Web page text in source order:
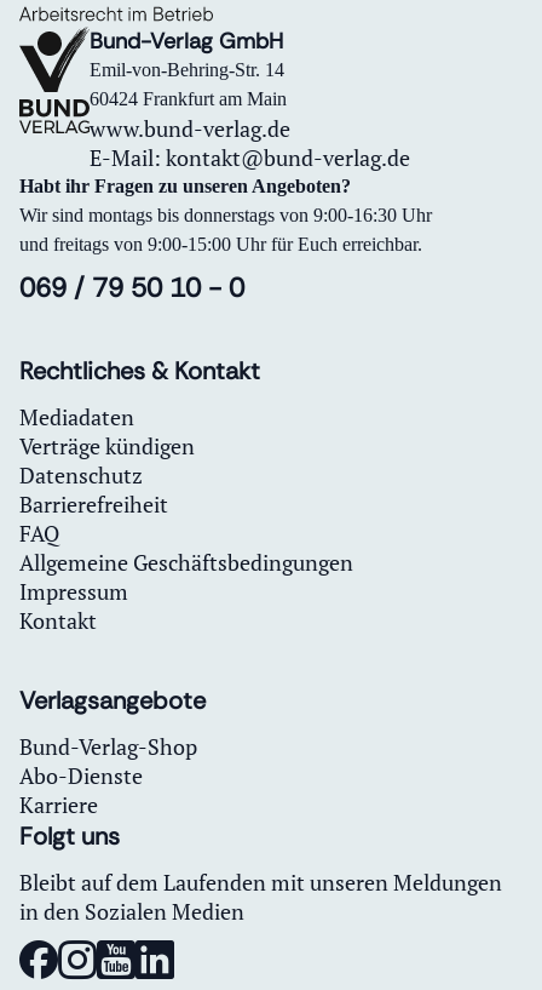
Bund-Verlag GmbH
Emil-von-Behring-Str. 14
60424 Frankfurt am Main
www.bund-verlag.de
E-Mail: kontakt@bund-verlag.de
Habt ihr Fragen zu unseren Angeboten?
Wir sind montags bis donnerstags von 9:00-16:30 Uhr
und freitags von 9:00-15:00 Uhr für Euch erreichbar.
069 / 79 50 10 - 0
Rechtliches & Kontakt
Mediadaten
Verträge kündigen
Datenschutz
Barrierefreiheit
FAQ
Allgemeine Geschäftsbedingungen
Impressum
Kontakt
Verlagsangebote
Bund-Verlag-Shop
Abo-Dienste
Karriere
Folgt uns
Bleibt auf dem Laufenden mit unseren Meldungen
in den Sozialen Medien